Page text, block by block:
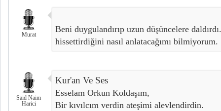
Murat
Beni duygulandırıp uzun düşüncelere
hissettirdiğini nasıl anlatacağımı bilmiyorum.
Said Naim
Harici
Kur'an Ve Ses
Esselam Orkun Koldaşım,
Bir kıvılcım verdin ateşimi alevlendirdin.